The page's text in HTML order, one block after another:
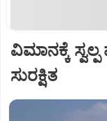
ವಿಮಾನಕ್ಕೆ
ಸುರಕ್ಷಿತ